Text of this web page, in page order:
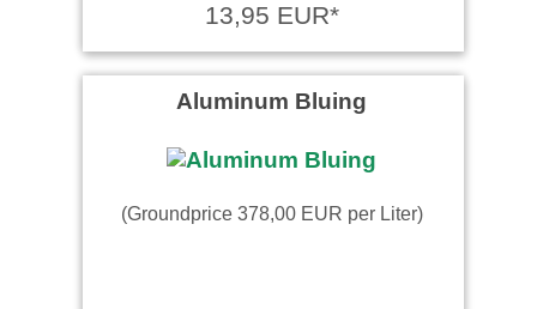
13,95 EUR*
Aluminum Bluing
(Groundprice 378,00 EUR per Liter)